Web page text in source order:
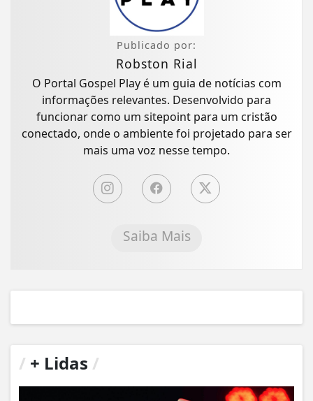
Publicado por:
Robston Rial
O Portal Gospel Play é um guia de notícias com
informações relevantes. Desenvolvido para
funcionar como um sitepoint para um cristão
conectado, onde o ambiente foi projetado para ser
mais uma voz nesse tempo.
Saiba Mais
/ + Lidas /